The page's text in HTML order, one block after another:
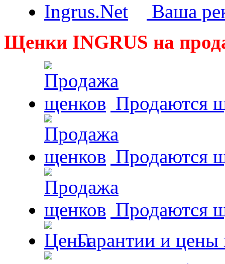
Ваша
Щенки INGRUS на
Продаются
Продаются
Продаются
Гарантии и цены